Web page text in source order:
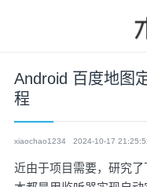
Android 百度地图
程
xiaochao1234 2024-10-17
近由于项目需要，研究